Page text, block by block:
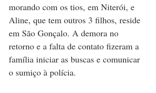
morando com os tios, em Niterói, e
Aline, que tem outros 3 filhos, reside
em São Gonçalo. A demora no
retorno e a falta de contato fizeram a
família iniciar as buscas e comunicar
o sumiço à polícia.